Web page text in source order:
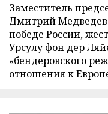
Заместитель
Дмитрий Медведев
победе России,
Урсулу фон дер
«бендеровского
отношения к